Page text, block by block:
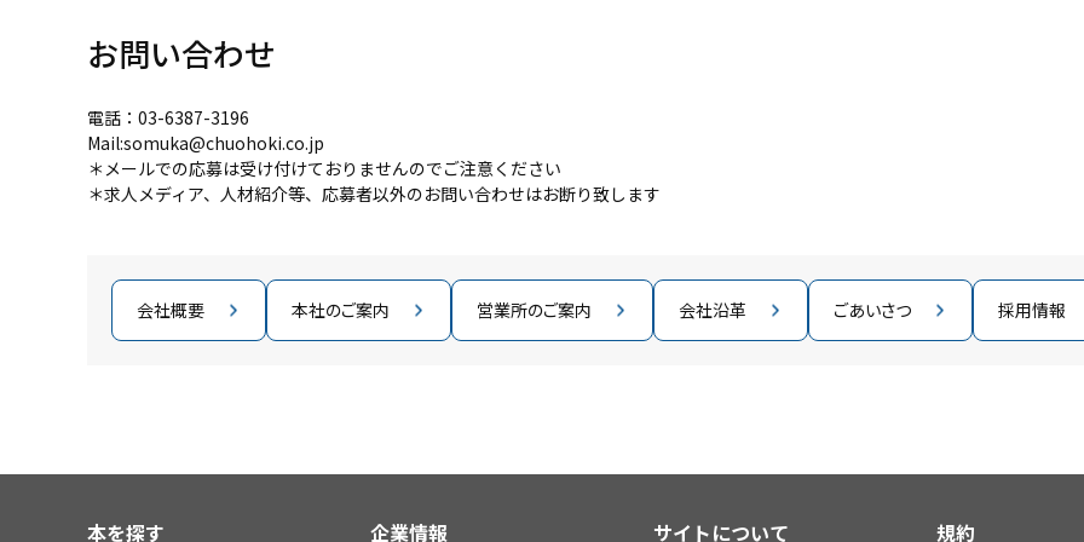
お問い合わせ
電話：03-6387-3196
Mail:somuka@chuohoki.co.jp
＊メールでの応募は受け付けておりませんのでご注意ください
＊求人メディア、人材紹介等、応募者以外のお問い合わせはお断り致します
会社概要 本社のご案内 営業所のご案内 会社沿革 ごあいさつ 採用情報
本を探す 企業情報 サイトについて 規約